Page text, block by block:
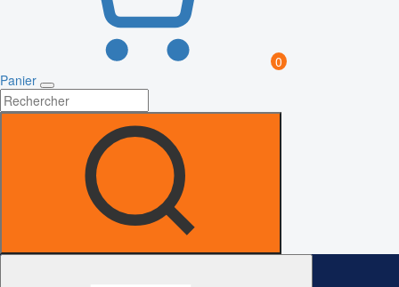
0
Panier